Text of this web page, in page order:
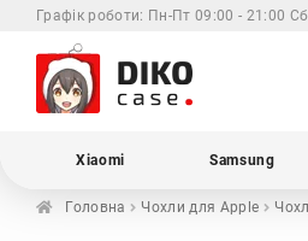
Графік роботи: Пн-Пт 09:00 - 21:00
Xiaomi Samsung
Головна Чохли для Apple